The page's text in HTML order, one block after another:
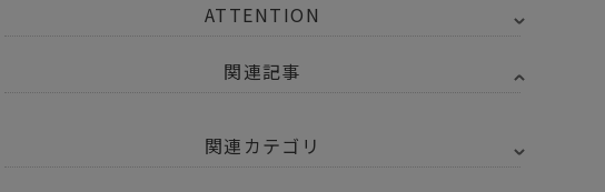
ATTENTION
関連記事
関連カテゴリ